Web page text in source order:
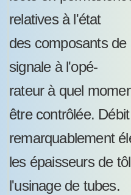
relatives à l'état
des composants
signale à l'opé-
rateur à quel
être contrôlée.
remarquablement
les épaisseurs de
l'usinage de tubes.